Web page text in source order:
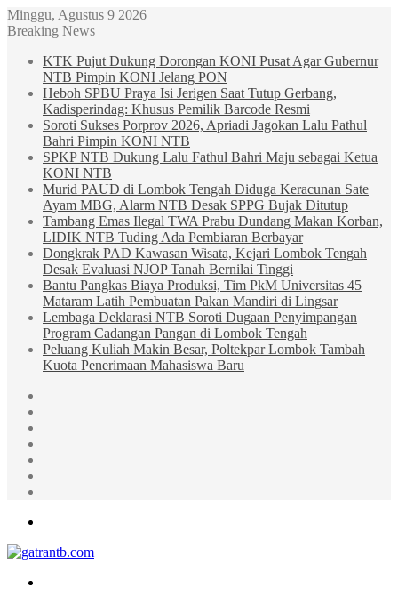
Minggu, Agustus 9 2026
Breaking News
KTK Pujut Dukung Dorongan KONI Pusat Agar Gubernur
NTB Pimpin KONI Jelang PON
Heboh SPBU Praya Isi Jerigen Saat Tutup Gerbang,
Kadisperindag: Khusus Pemilik Barcode Resmi
Soroti Sukses Porprov 2026, Apriadi Jagokan Lalu Pathul
Bahri Pimpin KONI NTB
SPKP NTB Dukung Lalu Fathul Bahri Maju sebagai Ketua
KONI NTB
Murid PAUD di Lombok Tengah Diduga Keracunan Sate
Ayam MBG, Alarm NTB Desak SPPG Bujak Ditutup
Tambang Emas Ilegal TWA Prabu Dundang Makan Korban,
LIDIK NTB Tuding Ada Pembiaran Berbayar
Dongkrak PAD Kawasan Wisata, Kejari Lombok Tengah
Desak Evaluasi NJOP Tanah Bernilai Tinggi
Bantu Pangkas Biaya Produksi, Tim PkM Universitas 45
Mataram Latih Pembuatan Pakan Mandiri di Lingsar
Lembaga Deklarasi NTB Soroti Dugaan Penyimpangan
Program Cadangan Pangan di Lombok Tengah
Peluang Kuliah Makin Besar, Poltekpar Lombok Tambah
Kuota Penerimaan Mahasiswa Baru